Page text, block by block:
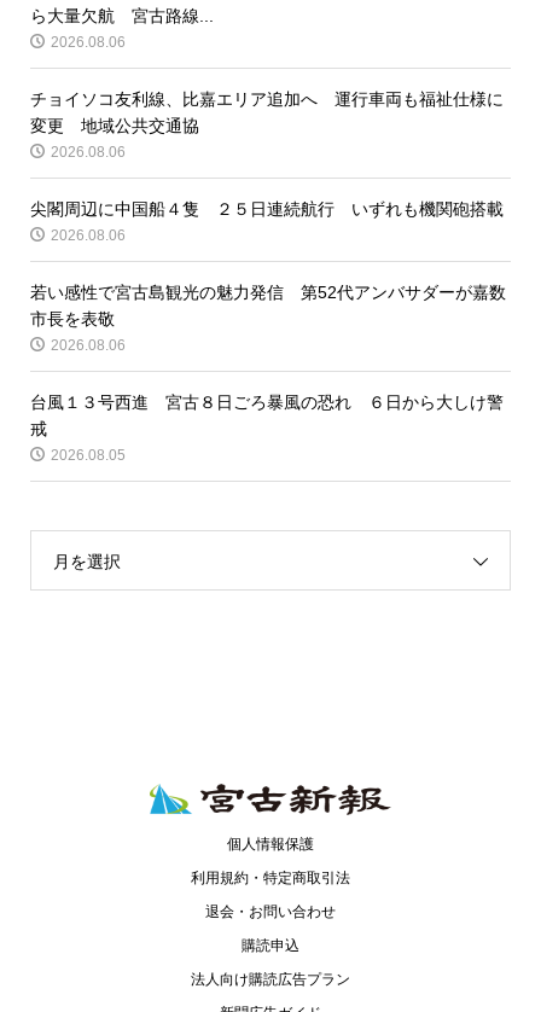
ら大量欠航 宮古路線...
2026.08.06
チョイソコ友利線、比嘉エリア追加へ 運行車両も福祉仕様に
変更 地域公共交通協
2026.08.06
尖閣周辺に中国船４隻 ２５日連続航行 いずれも機関砲搭載
2026.08.06
若い感性で宮古島観光の魅力発信 第52代アンバサダーが嘉数
市長を表敬
2026.08.06
台風１３号西進 宮古８日ごろ暴風の恐れ ６日から大しけ警
戒
2026.08.05
月を選択
個人情報保護
利用規約・特定商取引法
退会・お問い合わせ
購読申込
法人向け購読広告プラン